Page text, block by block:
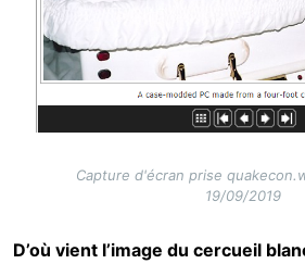
Capture d'écran prise
19/09/2019
D’où vient l’image du cercueil